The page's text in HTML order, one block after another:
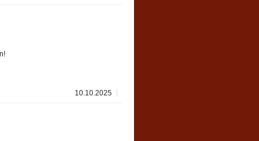
10.10.2025